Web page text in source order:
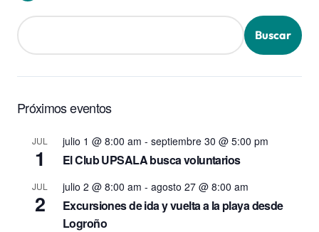
Buscar
Próximos eventos
JUL
1
julio 1 @ 8:00 am - septiembre 30 @ 5:00 pm
El Club UPSALA busca voluntarios
JUL
2
julio 2 @ 8:00 am - agosto 27 @ 8:00 am
Excursiones de ida y vuelta a la playa desde
Logroño